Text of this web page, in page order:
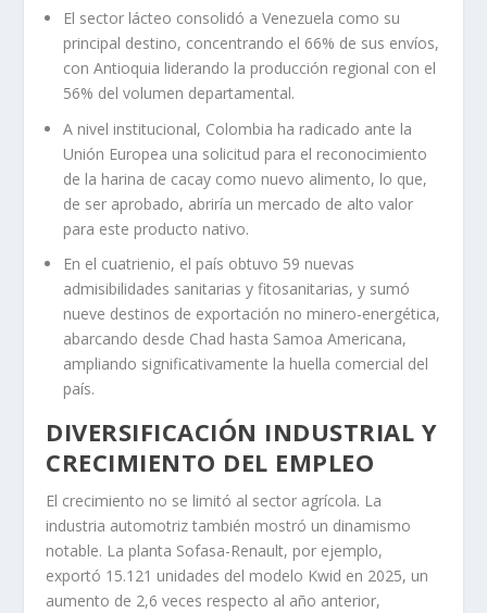
El sector lácteo consolidó a Venezuela como su
principal destino, concentrando el 66% de sus envíos,
con Antioquia liderando la producción regional con el
56% del volumen departamental.
A nivel institucional, Colombia ha radicado ante la
Unión Europea una solicitud para el reconocimiento
de la harina de cacay como nuevo alimento, lo que,
de ser aprobado, abriría un mercado de alto valor
para este producto nativo.
En el cuatrienio, el país obtuvo 59 nuevas
admisibilidades sanitarias y fitosanitarias, y sumó
nueve destinos de exportación no minero-energética,
abarcando desde Chad hasta Samoa Americana,
ampliando significativamente la huella comercial del
país.
DIVERSIFICACIÓN INDUSTRIAL Y
CRECIMIENTO DEL EMPLEO
El crecimiento no se limitó al sector agrícola. La
industria automotriz también mostró un dinamismo
notable. La planta Sofasa-Renault, por ejemplo,
exportó 15.121 unidades del modelo Kwid en 2025, un
aumento de 2,6 veces respecto al año anterior,